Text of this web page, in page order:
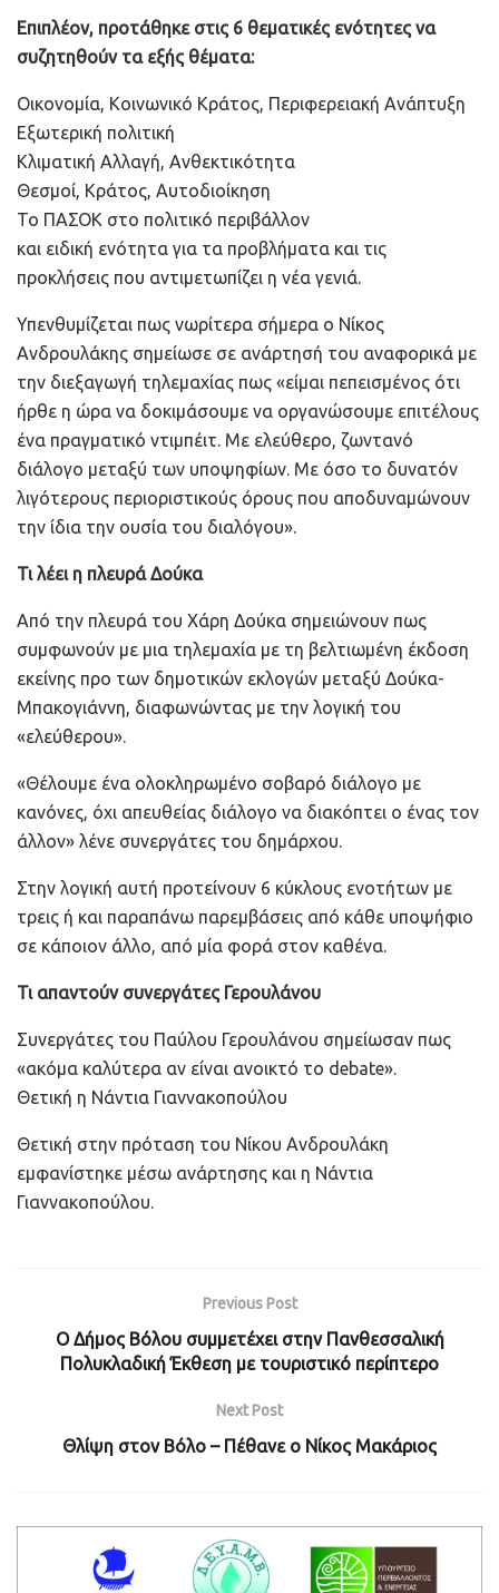
Επιπλέον, προτάθηκε στις 6 θεματικές ενότητες να
συζητηθούν τα εξής θέματα:
Οικονομία, Κοινωνικό Κράτος, Περιφερειακή Ανάπτυξη
Εξωτερική πολιτική
Κλιματική Αλλαγή, Ανθεκτικότητα
Θεσμοί, Κράτος, Αυτοδιοίκηση
Το ΠΑΣΟΚ στο πολιτικό περιβάλλον
και ειδική ενότητα για τα προβλήματα και τις
προκλήσεις που αντιμετωπίζει η νέα γενιά.
Υπενθυμίζεται πως νωρίτερα σήμερα ο Νίκος
Ανδρουλάκης σημείωσε σε ανάρτησή του αναφορικά με
την διεξαγωγή τηλεμαχίας πως «είμαι πεπεισμένος ότι
ήρθε η ώρα να δοκιμάσουμε να οργανώσουμε επιτέλους
ένα πραγματικό ντιμπέιτ. Με ελεύθερο, ζωντανό
διάλογο μεταξύ των υποψηφίων. Με όσο το δυνατόν
λιγότερους περιοριστικούς όρους που αποδυναμώνουν
την ίδια την ουσία του διαλόγου».
Τι λέει η πλευρά Δούκα
Από την πλευρά του Χάρη Δούκα σημειώνουν πως
συμφωνούν με μια τηλεμαχία με τη βελτιωμένη έκδοση
εκείνης προ των δημοτικών εκλογών μεταξύ Δούκα-
Μπακογιάννη, διαφωνώντας με την λογική του
«ελεύθερου».
«Θέλουμε ένα ολοκληρωμένο σοβαρό διάλογο με
κανόνες, όχι απευθείας διάλογο να διακόπτει ο ένας τον
άλλον» λένε συνεργάτες του δημάρχου.
Στην λογική αυτή προτείνουν 6 κύκλους ενοτήτων με
τρεις ή και παραπάνω παρεμβάσεις από κάθε υποψήφιο
σε κάποιον άλλο, από μία φορά στον καθένα.
Τι απαντούν συνεργάτες Γερουλάνου
Συνεργάτες του Παύλου Γερουλάνου σημείωσαν πως
«ακόμα καλύτερα αν είναι ανοικτό το debate».
Θετική η Νάντια Γιαννακοπούλου
Θετική στην πρόταση του Νίκου Ανδρουλάκη
εμφανίστηκε μέσω ανάρτησης και η Νάντια
Γιαννακοπούλου.
Previous Post
O Δήμος Βόλου συμμετέχει στην Πανθεσσαλική
Πολυκλαδική Έκθεση με τουριστικό περίπτερο
Next Post
Θλίψη στον Βόλο – Πέθανε ο Νίκος Μακάριος